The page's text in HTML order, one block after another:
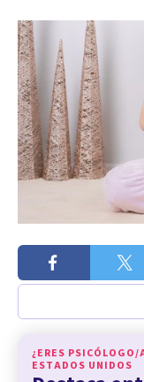
¿ERES PSICÓLOGO/
ESTADOS UNIDOS